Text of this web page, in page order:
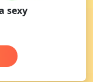
sexy